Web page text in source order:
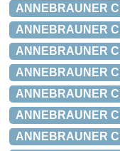
ANNEBRAUNER
ANNEBRAUNER
ANNEBRAUNER
ANNEBRAUNER
ANNEBRAUNER
ANNEBRAUNER
ANNEBRAUNER